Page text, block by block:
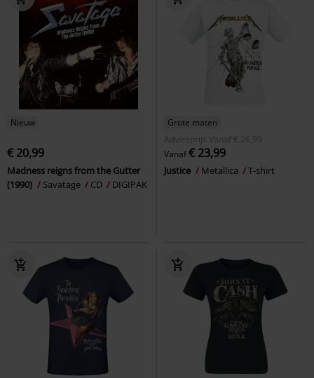
Nieuw
€ 20,99
Madness reigns from the Gutter
(1990)
Savatage CD DIGIPAK
Grote maten
Adviesprijs
Vanaf € 26,99
Vanaf€ 23,99
Justice Metallica T-shirt